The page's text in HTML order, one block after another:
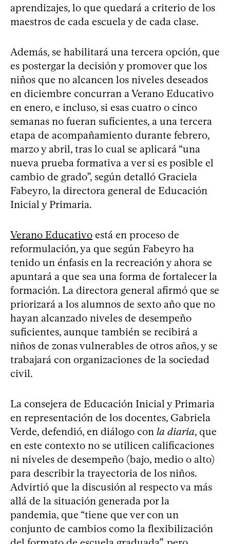
aprendizajes, lo que quedará a criterio de los
maestros de cada escuela y de cada clase.
Además, se habilitará una tercera opción, que
es postergar la decisión y promover que los
niños que no alcancen los niveles deseados
en diciembre concurran a Verano Educativo
en enero, e incluso, si esas cuatro o cinco
semanas no fueran suficientes, a una tercera
etapa de acompañamiento durante febrero,
marzo y abril, tras lo cual se aplicará “una
nueva prueba formativa a ver si es posible el
cambio de grado”, según detalló Graciela
Fabeyro, la directora general de Educación
Inicial y Primaria.
Verano Educativo está en proceso de
reformulación, ya que según Fabeyro ha
tenido un énfasis en la recreación y ahora se
apuntará a que sea una forma de fortalecer la
formación. La directora general afirmó que se
priorizará a los alumnos de sexto año que no
hayan alcanzado niveles de desempeño
suficientes, aunque también se recibirá a
niños de zonas vulnerables de otros años, y se
trabajará con organizaciones de la sociedad
civil.
La consejera de Educación Inicial y Primaria
en representación de los docentes, Gabriela
Verde, defendió, en diálogo con la diaria, que
en este contexto no se utilicen calificaciones
ni niveles de desempeño (bajo, medio o alto)
para describir la trayectoria de los niños.
Advirtió que la discusión al respecto va más
allá de la situación generada por la
pandemia, que “tiene que ver con un
conjunto de cambios como la flexibilización